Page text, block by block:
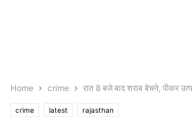
Home crime रात 8 बजे बाद शराब बेचने, पीकर
crime latest rajasthan